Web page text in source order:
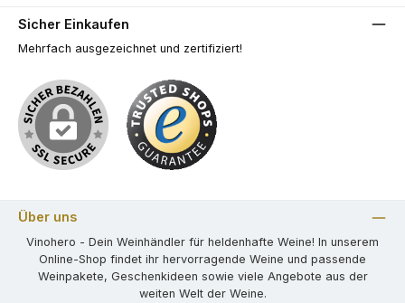
Sicher Einkaufen
Mehrfach ausgezeichnet und zertifiziert!
Über uns
Vinohero - Dein Weinhändler für heldenhafte Weine! In unserem
Online-Shop findet ihr hervorragende Weine und passende
Weinpakete, Geschenkideen sowie viele Angebote aus der
weiten Welt der Weine.